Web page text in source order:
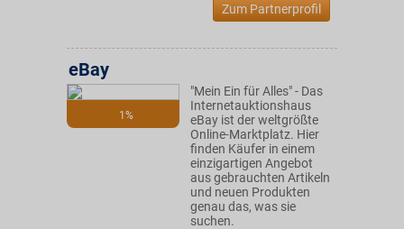
Zum Partnerprofil
1%
eBay
"Mein Ein für Alles" - Das
Internetauktionshaus
eBay ist der weltgrößte
Online-Marktplatz. Hier
finden Käufer in einem
einzigartigen Angebot
aus gebrauchten Artikeln
und neuen Produkten
genau das, was sie
suchen.